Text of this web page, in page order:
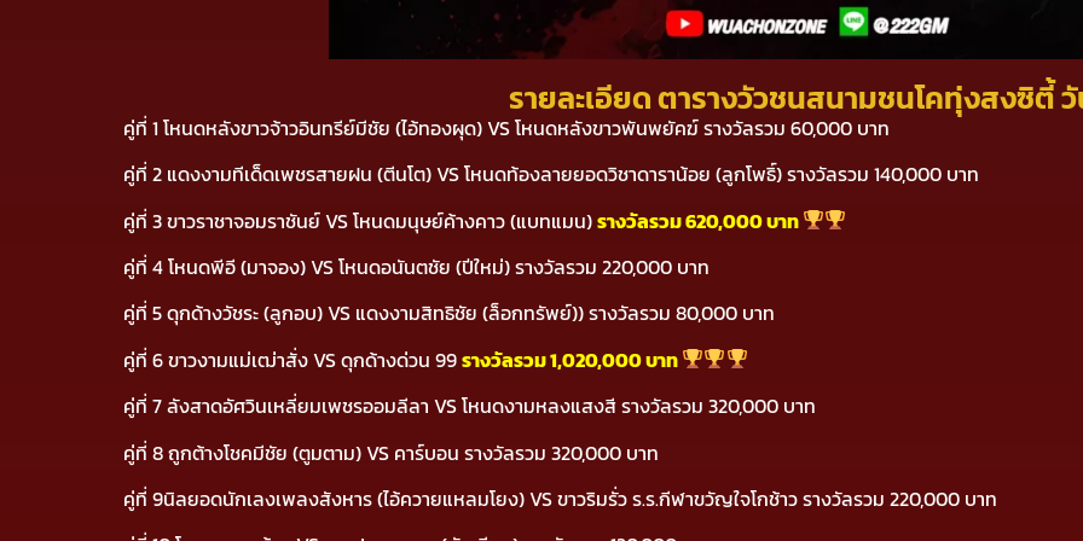
รายละเอียด ตารางวัวชนสนามชนโคทุ่งสงซิตี้
คู่ที่ 1 โหนดหลังขาวจ้าวอินทรีย์มีชัย (ไอ้ทองผุด) VS โหนดหลังขาวพันพยัคฆ์ รางวัลรวม 60,000 บาท
คู่ที่ 2 แดงงามทีเด็ดเพชรสายฝน (ตีนโต) VS โหนดท้องลายยอดวิชาดาราน้อย (ลูกโพธิ์) รางวัลรวม 140,000 บาท
คู่ที่ 3 ขาวราชาจอมราชันย์ VS โหนดมนุษย์ค้างคาว (แบทแมน)รางวัลรวม 620,000 บาท
คู่ที่ 4 โหนดพีอี (มาจอง) VS โหนดอนันตชัย (ปีใหม่) รางวัลรวม 220,000 บาท
คู่ที่ 5 ดุกด้างวัชระ (ลูกอบ) VS แดงงามสิทธิชัย (ล็อกทรัพย์)) รางวัลรวม 80,000 บาท
คู่ที่ 6 ขาวงามแม่เฒ่าสั่ง VS ดุกด้างด่วน 99รางวัลรวม 1,020,000 บาท
คู่ที่ 7 ลังสาดอัศวินเหลี่ยมเพชรออมลีลา VS โหนดงามหลงแสงสี รางวัลรวม 320,000 บาท
คู่ที่ 8 ถูกต้างโชคมีชัย (ตูมตาม) VS คาร์บอน รางวัลรวม 320,000 บาท
คู่ที่ 9นิลยอดนักเลงเพลงสังหาร (ไอ้ควายแหลมโยง) VS ขาวริมรั่ว ร.ร.กีฬาขวัญใจโกช้าว รางวัลรวม 220,000 บาท